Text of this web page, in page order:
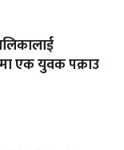
एक युवक पक्राउ